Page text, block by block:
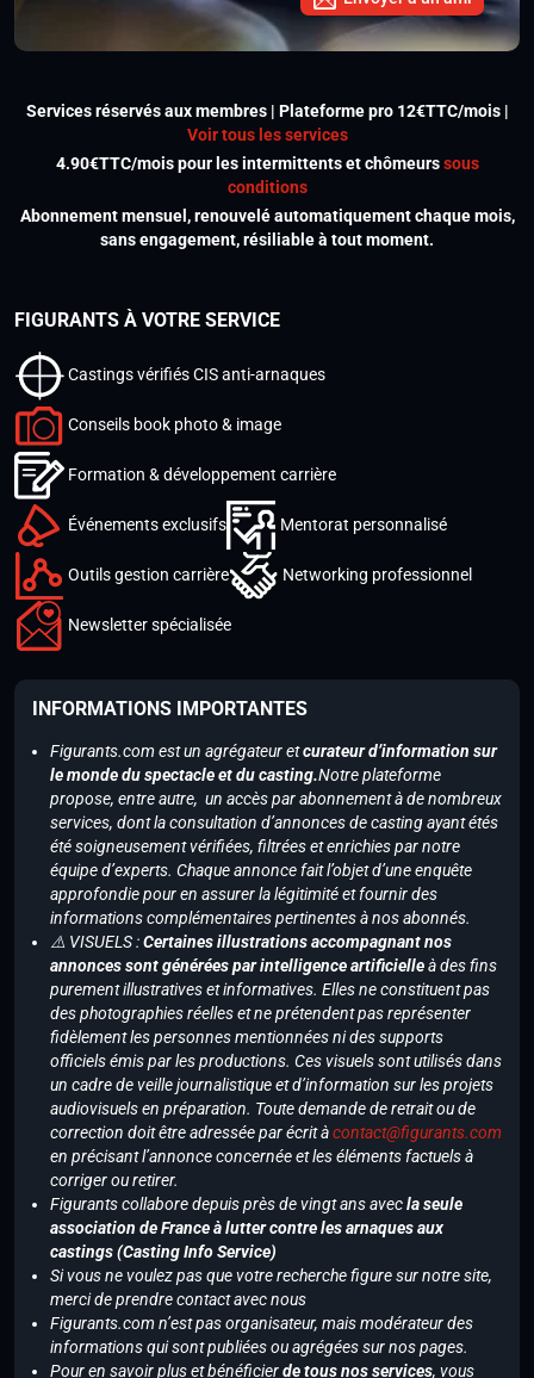
Services réservés aux membres | Plateforme pro 12€TTC/mois |
Voir tous les services
4.90€TTC/mois pour les intermittents et chômeurssous
conditions
Abonnement mensuel, renouvelé automatiquement chaque mois,
sans engagement, résiliable à tout moment.
FIGURANTS À VOTRE SERVICE
Castings vérifiés CIS anti-arnaques
Conseils book photo & image
Formation & développement carrière
Événements exclusifs Mentorat personnalisé
Outils gestion carrière Networking professionnel
Newsletter spécialisée
INFORMATIONS IMPORTANTES
Figurants.com est un agrégateur etcurateur d’information sur
le monde du spectacle et du casting.Notre plateforme
propose, entre autre, un accès par abonnement à de nombreux
services, dont la consultation d’annonces de casting ayant étés
été soigneusement vérifiées, filtrées et enrichies par notre
équipe d’experts. Chaque annonce fait l’objet d’une enquête
approfondie pour en assurer la légitimité et fournir des
informations complémentaires pertinentes à nos abonnés.
⚠️ VISUELS :Certaines illustrations accompagnant nos
annonces sont générées par intelligence artificielleà des fins
purement illustratives et informatives. Elles ne constituent pas
des photographies réelles et ne prétendent pas représenter
fidèlement les personnes mentionnées ni des supports
officiels émis par les productions. Ces visuels sont utilisés dans
un cadre de veille journalistique et d’information sur les projets
audiovisuels en préparation. Toute demande de retrait ou de
correction doit être adressée par écrit àcontact@figurants.com
en précisant l’annonce concernée et les éléments factuels à
corriger ou retirer.
Figurants collabore depuis près de vingt ans avecla seule
association de France à lutter contre les arnaques aux
castings (Casting Info Service)
Si vous ne voulez pas que votre recherche figure sur notre site,
merci de prendre contact avec nous
Figurants.com n’est pas organisateur, mais modérateur des
informations qui sont publiées ou agrégées sur nos pages.
Pour en savoir plus et bénéficierde tous nos services, vous